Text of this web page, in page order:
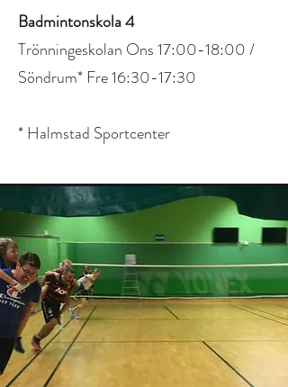
Badmintonskola 4
Trönningeskolan Ons 17:00-18:00 /
Söndrum* Fre 16:30-17:30
* Halmstad Sportcenter